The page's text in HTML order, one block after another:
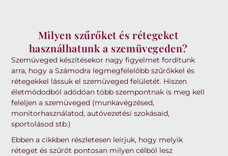
Milyen szűrőket és rétegeket
használhatunk a szemüvegeden?
Szemüveged készítésekor nagy figyelmet fordítunk
arra, hogy a Számodra legmegfelelőbb szűrőkkel és
rétegekkel lássuk el szemüveged felületét. Hiszen
életmódodból adódóan több szempontnak is meg kell
feleljen a szemüveged (munkavégzésed,
monitorhasználatod, autóvezetési szokásaid,
sportolásod stb.)
Ebben a cikkben részletesen leírjuk, hogy melyik
réteget és szűrőt pontosan milyen célból lesz